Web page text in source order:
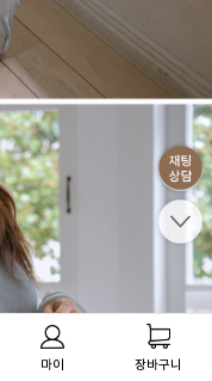
마이 장바구니